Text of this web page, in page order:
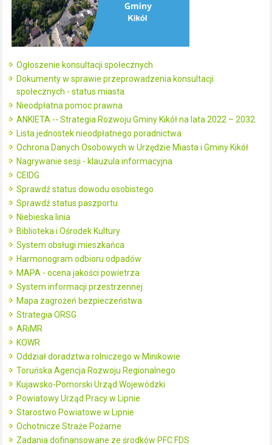
Ogłoszenie konsultacji społecznych
Dokumenty w sprawie przeprowadzenia konsultacji
społecznych - status miasta
Nieodpłatna pomoc prawna
ANKIETA -- Strategia Rozwoju Gminy Kikół na lata 2022 – 2032.
Lista jednostek nieodpłatnego poradnictwa
Ochrona Danych Osobowych w Urzędzie Miasta i Gminy Kikół
Nagrywanie sesji - klauzula informacyjna
CEIDG
Sprawdź status dowodu osobistego
Sprawdź status paszportu
Niebieska linia
Biblioteka i Ośrodek Kultury
System obsługi mieszkańca
Harmonogram odbioru odpadów
MAPA - ocena jakości powietrza
System informacji przestrzennej
Mapa zagrożeń bezpieczeństwa
Strategia ORSG
ARiMR
KOWR
Oddział doradztwa rolniczego w Minikowie
Toruńska Agencja Rozwoju Regionalnego
Kujawsko-Pomorski Urząd Wojewódzki
Powiatowy Urząd Pracy w Lipnie
Starostwo Powiatowe w Lipnie
Ochotnicze Straże Pożarne
Zadania dofinansowane ze środków PFC FDS